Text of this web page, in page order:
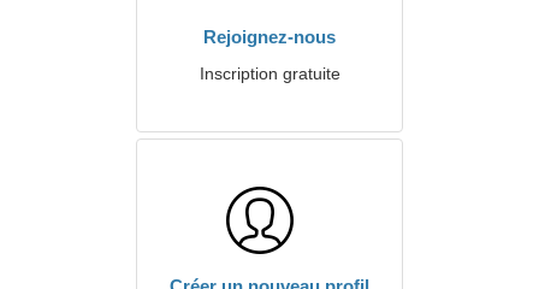
Rejoignez-nous
Inscription gratuite